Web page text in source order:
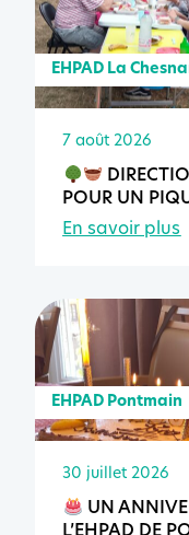
EHPAD La
7 août 2026
POUR UN
En savoir plus
EHPAD Pontmain
30 juillet 2026
UN